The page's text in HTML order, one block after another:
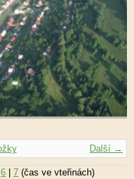
Další →
6 7 (čas ve vteřinách)